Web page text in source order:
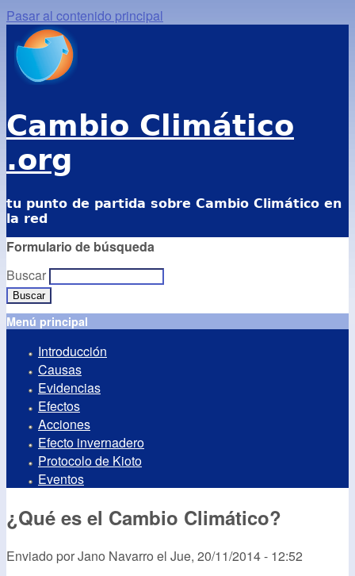
Pasar al contenido principal
Cambio Climático
.org
tu punto de partida sobre Cambio Climático en
la red
Formulario de búsqueda
Buscar
Menú principal
Introducción
Causas
Evidencias
Efectos
Acciones
Efecto invernadero
Protocolo de Kioto
Eventos
¿Qué es el Cambio Climático?
Enviado porJano Navarro el Jue, 20/11/2014 - 12:52